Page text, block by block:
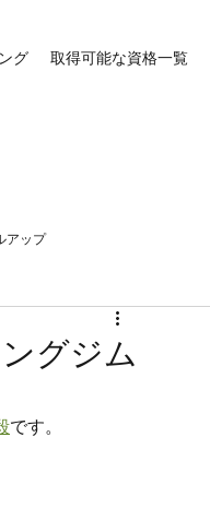
グ 取得可能な資格一覧
アップ
グジム
です。